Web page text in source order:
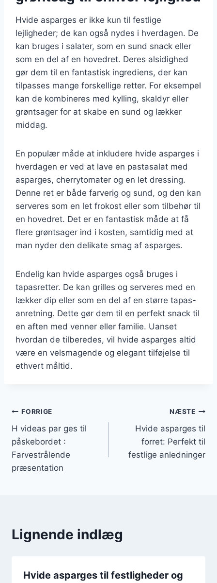
Hvide asparges er ikke kun til festlige
lejligheder; de kan også nydes i hverdagen. De
kan bruges i salater, som en sund snack eller
som en del af en hovedret. Deres alsidighed
gør dem til en fantastisk ingrediens, der kan
tilpasses mange forskellige retter. For eksempel
kan de kombineres med kylling, skaldyr eller
grøntsager for at skabe en sund og lækker
middag.
En populær måde at inkludere hvide asparges i
hverdagen er ved at lave en pastasalat med
asparges, cherrytomater og en let dressing.
Denne ret er både farverig og sund, og den kan
serveres som en let frokost eller som tilbehør til
en hovedret. Det er en fantastisk måde at få
flere grøntsager ind i kosten, samtidig med at
man nyder den delikate smag af asparges.
Endelig kan hvide asparges også bruges i
tapasretter. De kan grilles og serveres med en
lækker dip eller som en del af en større tapas-
anretning. Dette gør dem til en perfekt snack til
en aften med venner eller familie. Uanset
hvordan de tilberedes, vil hvide asparges altid
være en velsmagende og elegant tilføjelse til
ethvert måltid.
Indlægsnavigation
FORRIGE
H videas par ges til
påskebordet :
Farvestrålende
præsentation
NÆSTE
Hvide asparges til
forret: Perfekt til
festlige anledninger
Lignende indlæg
Hvide asparges til festligheder og